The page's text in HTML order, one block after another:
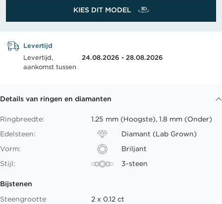
KIES DIT MODEL
Levertijd
Levertijd,
aankomst tussen
24.08.2026 - 28.08.2026
Details van ringen en diamanten
Ringbreedte:
1.25 mm (Hoogste), 1.8 mm (Onder)
Edelsteen:
Diamant (Lab Grown)
Vorm:
Briljant
Stijl:
3-steen
Bijstenen
Steengrootte
2 x 0.12 ct